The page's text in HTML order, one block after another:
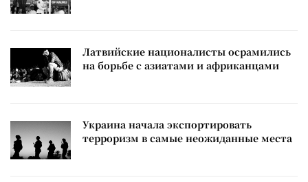
Латвийские националисты осрамились
на борьбе с азиатами и африканцами
Украина начала экспортировать
терроризм в самые неожиданные места